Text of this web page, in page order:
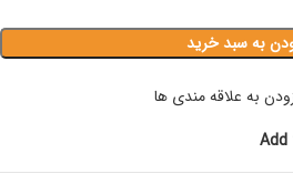
به سبد خرید
به علاقه مندی ها